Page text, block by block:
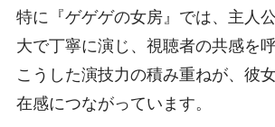
特に『ゲゲゲの女房』では、主人
大で丁寧に演じ、視聴者の共感を呼
こうした演技力の積み重ねが、彼
在感につながっています。